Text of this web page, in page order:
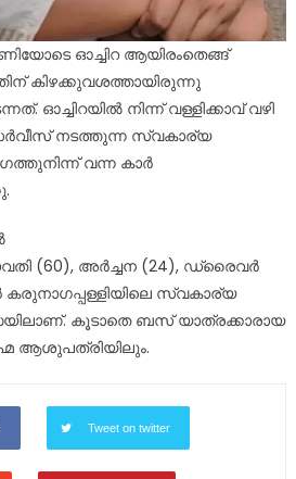
ഓച്ചിറ ആയിരംതെങ്ങ്
കിഴക്കുവശത്തായിരുന്നു
ഓച്ചിറയിൽ നിന്ന് വള്ളിക്കാവ് വഴി
നടത്തുന്ന സ്വകാര്യ
വന്ന കാർ
(60), അർച്ചന (24), ഡ്രൈവർ
സ്വകാര്യ
കൂടാതെ ബസ് യാത്രക്കാരായ
ആശുപത്രിയിലും.
Tweet on twitter